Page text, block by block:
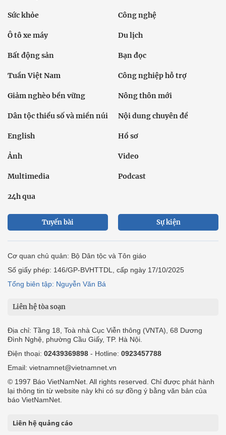
Sức khỏe Công nghệ
Ô tô xe máy Du lịch
Bất động sản Bạn đọc
Tuần Việt Nam Công nghiệp hỗ trợ
Giảm nghèo bền vững Nông thôn mới
Dân tộc thiểu số và miền núi Nội dung chuyên đề
English Hồ sơ
Ảnh Video
Multimedia Podcast
24h qua
Tuyến bài Sự kiện
Cơ quan chủ quản: Bộ Dân tộc và Tôn giáo
Số giấy phép: 146/GP-BVHTTDL, cấp ngày 17/10/2025
Tổng biên tập: Nguyễn Văn Bá
Liên hệ tòa soạn
Địa chỉ: Tầng 18, Toà nhà Cục Viễn thông (VNTA), 68 Dương
Đình Nghệ, phường Cầu Giấy, TP. Hà Nội.
Điện thoại: 02439369898 - Hotline: 0923457788
Email: vietnamnet@vietnamnet.vn
© 1997 Báo VietNamNet. All rights reserved. Chỉ được phát hành
lại thông tin từ website này khi có sự đồng ý bằng văn bản của
báo VietNamNet.
Liên hệ quảng cáo